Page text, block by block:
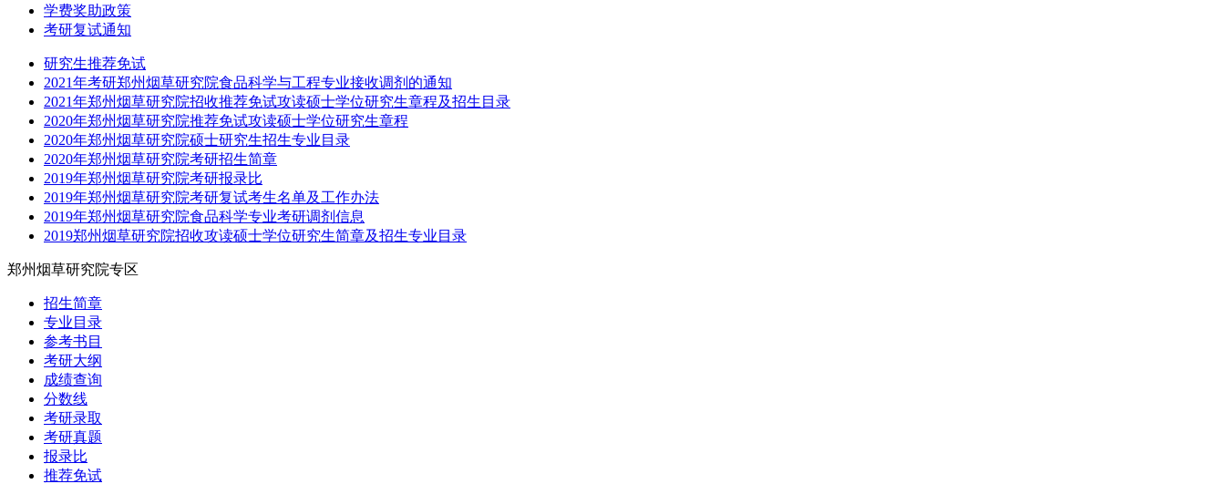
学费奖助政策
考研复试通知
研究生推荐免试
2021年考研郑州烟草研究院食品科学与工程专业接收调剂的通知
2021年郑州烟草研究院招收推荐免试攻读硕士学位研究生章程及招生目录
2020年郑州烟草研究院推荐免试攻读硕士学位研究生章程
2020年郑州烟草研究院硕士研究生招生专业目录
2020年郑州烟草研究院考研招生简章
2019年郑州烟草研究院考研报录比
2019年郑州烟草研究院考研复试考生名单及工作办法
2019年郑州烟草研究院食品科学专业考研调剂信息
2019郑州烟草研究院招收攻读硕士学位研究生简章及招生专业目录
郑州烟草研究院专区
招生简章
专业目录
参考书目
考研大纲
成绩查询
分数线
考研录取
考研真题
报录比
推荐免试